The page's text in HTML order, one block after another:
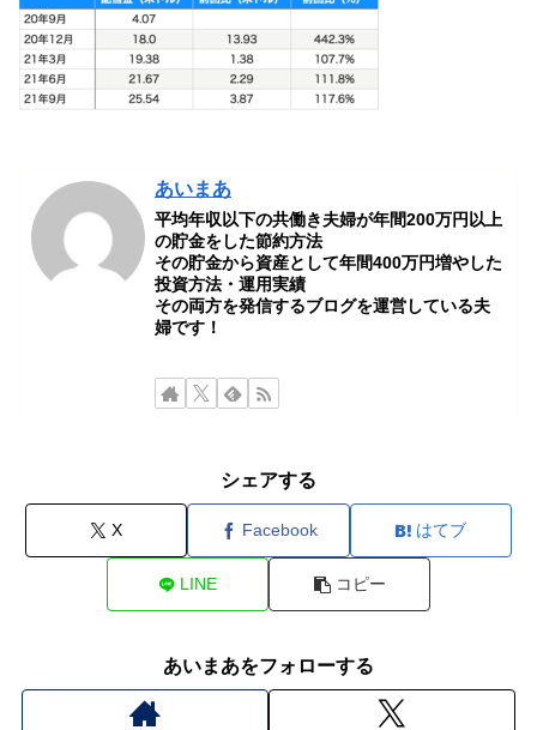
あいまあ
平均年収以下の共働き夫婦が年間200万円以上
の貯金をした節約方法
その貯金から資産として年間400万円増やした
投資方法・運用実績
その両方を発信するブログを運営している夫
婦です！
シェアする
X Facebook はてブ
LINE コピー
あいまあをフォローする